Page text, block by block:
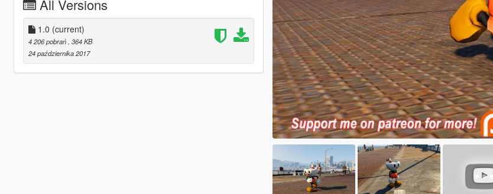
All Versions
1.0 (current)
4 206 pobrań , 364 KB
24 października 2017